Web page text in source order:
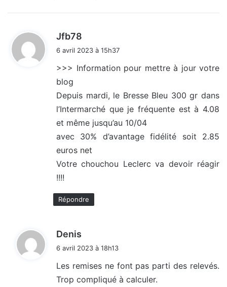
Jfb78
6 avril 2023 à 15h37
>>> Information pour mettre à jour votre
blog
Depuis mardi, le Bresse Bleu 300 gr dans
l’Intermarché que je fréquente est à 4.08
et même jusqu’au 10/04
avec 30% d’avantage fidélité soit 2.85
euros net
Votre chouchou Leclerc va devoir réagir
!!!!
Répondre
Denis
:
6 avril 2023 à 18h13
Les remises ne font pas parti des relevés.
Trop compliqué à calculer.